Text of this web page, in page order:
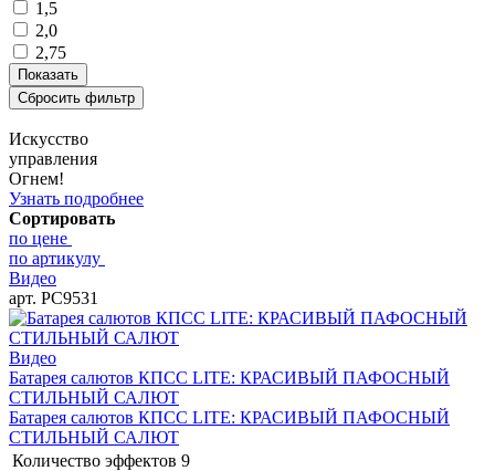
1,5
2,0
2,75
Искусство
управления
Огнем!
Узнать подробнее
Сортировать
по цене
по артикулу
Видео
арт. РС9531
Видео
Батарея салютов КПСС LITE: КРАСИВЫЙ ПАФОСНЫЙ
СТИЛЬНЫЙ САЛЮТ
Батарея салютов КПСС LITE: КРАСИВЫЙ ПАФОСНЫЙ
СТИЛЬНЫЙ САЛЮТ
Количество эффектов 9